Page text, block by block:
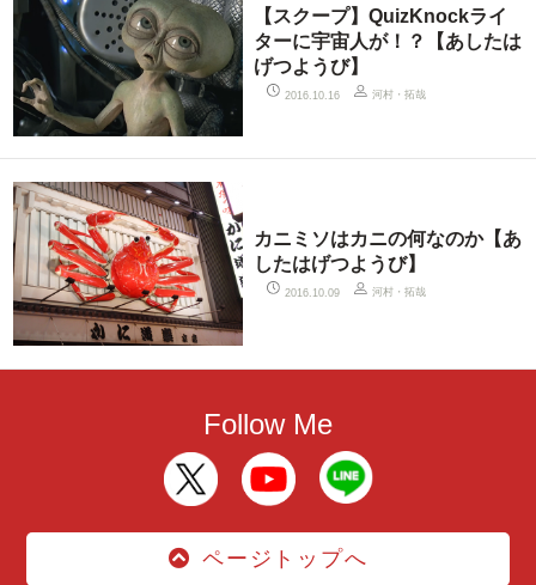
【スクープ】QuizKnockライ
ターに宇宙人が！？【あしたは
げつようび】
2016.10.16 河村・拓哉
カニミソはカニの何なのか【あ
したはげつようび】
2016.10.09 河村・拓哉
Follow Me
ページトップへ